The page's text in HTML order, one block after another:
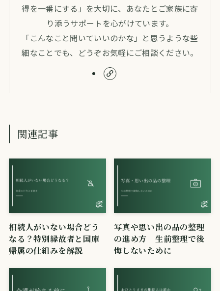
得を一番にする」を大切に、あなたとご家族に寄
り添うサポートを心がけています。
「こんなこと聞いていいのかな」と思うような些
細なことでも、どうぞお気軽にご相談ください。
関連記事
相続人がいない場合どう
なる？特別縁故者と国庫
帰属の仕組みを解説
写真や思い出の品の整理
の進め方｜生前整理で後
悔しないために